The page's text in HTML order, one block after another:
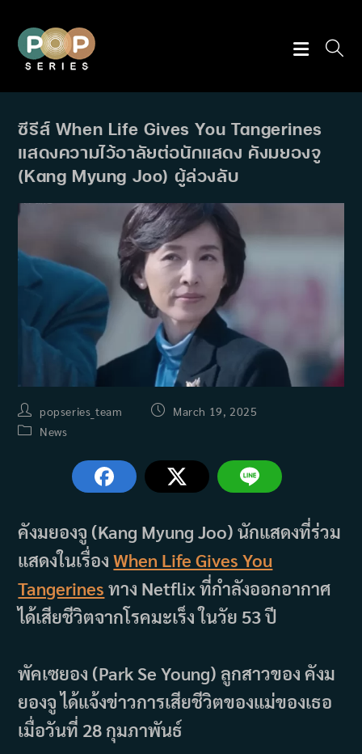
content
ซีรีส์ When Life Gives You Tangerines
แสดงความไว้อาลัยต่อนักแสดง คังมยองจู
(Kang Myung Joo) ผู้ล่วงลับ
Post
author:
popseries_team
PostMarch 19, 2025
PostNews
คังมยองจู (Kang Myung Joo) นักแสดงที่ร่วม
แสดงในเรื่องWhen Life Gives You
Tangerines ทาง Netflix ที่กำลังออกอากาศ
ได้เสียชีวิตจากโรคมะเร็ง ในวัย 53 ปี
พัคเซยอง (Park Se Young) ลูกสาวของ คังม
ยองจู ได้แจ้งข่าวการเสียชีวิตของแม่ของเธอ
เมื่อวันที่ 28 กุมภาพันธ์